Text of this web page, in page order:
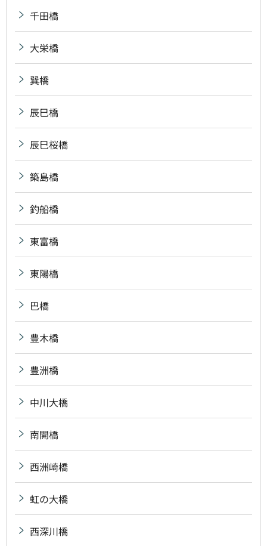
千田橋
大栄橋
巽橋
辰巳橋
辰巳桜橋
築島橋
釣船橋
東富橋
東陽橋
巴橋
豊木橋
豊洲橋
中川大橋
南開橋
西洲崎橋
虹の大橋
西深川橋